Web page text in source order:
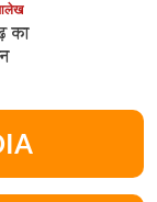
का